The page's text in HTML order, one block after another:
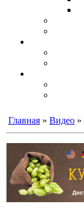
Главная » Видео »